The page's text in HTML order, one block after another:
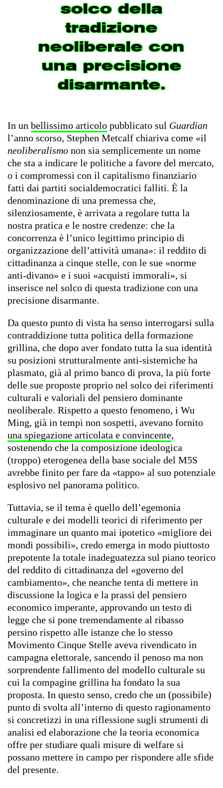
solco della
tradizione
neoliberale con
una precisione
disarmante.
In un bellissimo articolo pubblicato sul Guardian
l’anno scorso, Stephen Metcalf chiariva come «il
neoliberalismo non sia semplicemente un nome
che sta a indicare le politiche a favore del mercato,
o i compromessi con il capitalismo finanziario
fatti dai partiti socialdemocratici falliti. È la
denominazione di una premessa che,
silenziosamente, è arrivata a regolare tutta la
nostra pratica e le nostre credenze: che la
concorrenza è l’unico legittimo principio di
organizzazione dell’attività umana»: il reddito di
cittadinanza a cinque stelle, con le sue «norme
anti-divano» e i suoi «acquisti immorali», si
inserisce nel solco di questa tradizione con una
precisione disarmante.
Da questo punto di vista ha senso interrogarsi sulla
contraddizione tutta politica della formazione
grillina, che dopo aver fondato tutta la sua identità
su posizioni strutturalmente anti-sistemiche ha
plasmato, già al primo banco di prova, la più forte
delle sue proposte proprio nel solco dei riferimenti
culturali e valoriali del pensiero dominante
neoliberale. Rispetto a questo fenomeno, i Wu
Ming, già in tempi non sospetti, avevano fornito
una spiegazione articolata e convincente,
sostenendo che la composizione ideologica
(troppo) eterogenea della base sociale del M5S
avrebbe finito per fare da «tappo» al suo potenziale
esplosivo nel panorama politico.
Tuttavia, se il tema è quello dell’egemonia
culturale e dei modelli teorici di riferimento per
immaginare un quanto mai ipotetico «migliore dei
mondi possibili», credo emerga in modo piuttosto
prepotente la totale inadeguatezza sul piano teorico
del reddito di cittadinanza del «governo del
cambiamento», che neanche tenta di mettere in
discussione la logica e la prassi del pensiero
economico imperante, approvando un testo di
legge che si pone tremendamente al ribasso
persino rispetto alle istanze che lo stesso
Movimento Cinque Stelle aveva rivendicato in
campagna elettorale, sancendo il penoso ma non
sorprendente fallimento del modello culturale su
cui la compagine grillina ha fondato la sua
proposta. In questo senso, credo che un (possibile)
punto di svolta all’interno di questo ragionamento
si concretizzi in una riflessione sugli strumenti di
analisi ed elaborazione che la teoria economica
offre per studiare quali misure di welfare si
possano mettere in campo per rispondere alle sfide
del presente.